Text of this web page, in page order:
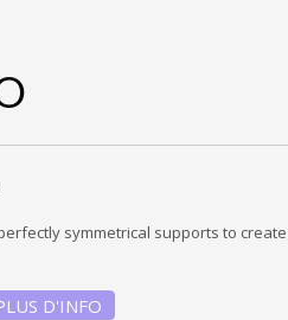
symmetrical supports to
D'INFO